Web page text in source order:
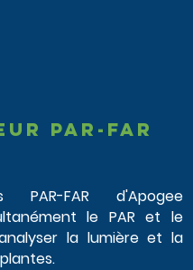
par-far
PAR-FAR d'Apogee
le PAR et le
analyser la lumière et la